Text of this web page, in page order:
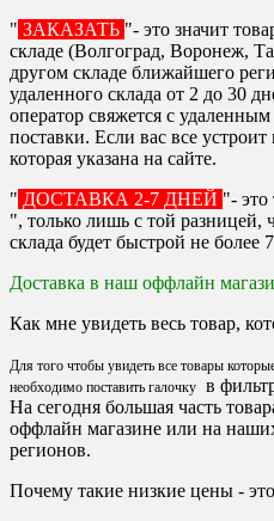
" ЗАКАЗАТЬ "- это значит
складе (Волгоград, Воронеж,
другом складе ближайшего
удаленного склада от 2 до 30
оператор свяжется с
поставки. Если вас все
которая указана на сайте.
" ДОСТАВКА 2-7 ДНЕЙ "-
", только лишь с той разницей,
склада будет быстрой не более
Доставка в наш оффлайн
Как мне увидеть весь товар,
Для того чтобы увидеть все товары
необходимо поставить галочку в
На сегодня большая часть
оффлайн магазине или на
регионов.
Почему такие низкие цены -